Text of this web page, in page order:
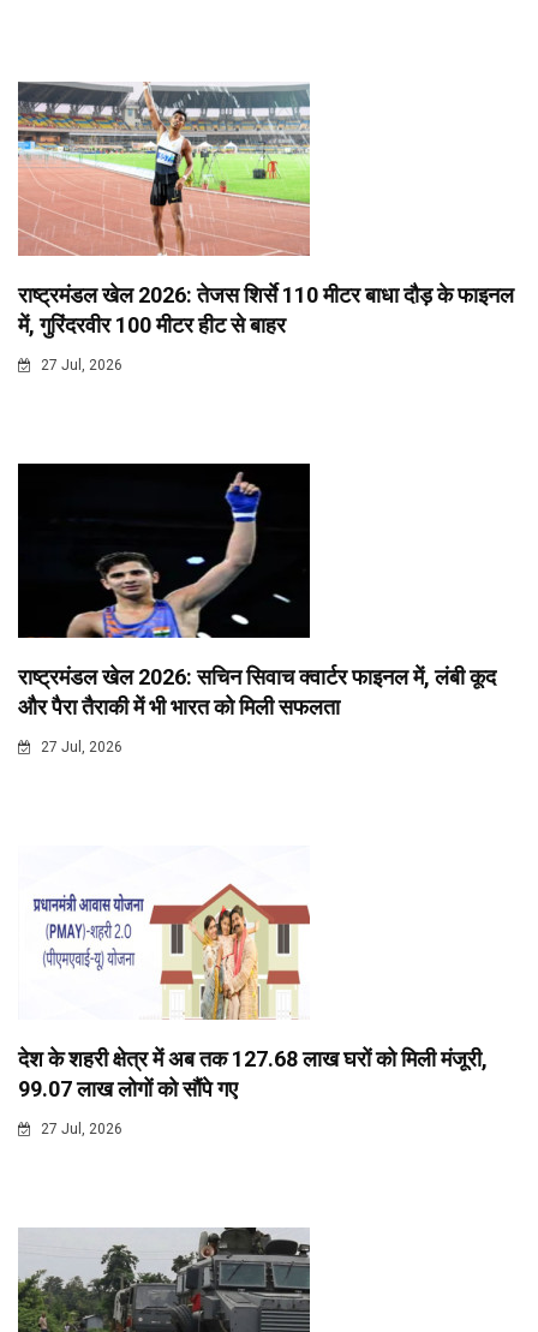
राष्ट्रमंडल खेल 2026: तेजस शिर्से 110 मीटर बाधा दौड़ के फाइनल
में, गुरिंदरवीर 100 मीटर हीट से बाहर
27 Jul, 2026
राष्ट्रमंडल खेल 2026: सचिन सिवाच क्वार्टर फाइनल में, लंबी कूद
और पैरा तैराकी में भी भारत को मिली सफलता
27 Jul, 2026
देश के शहरी क्षेत्र में अब तक 127.68 लाख घरों को मिली मंजूरी,
99.07 लाख लोगों को सौंपे गए
27 Jul, 2026